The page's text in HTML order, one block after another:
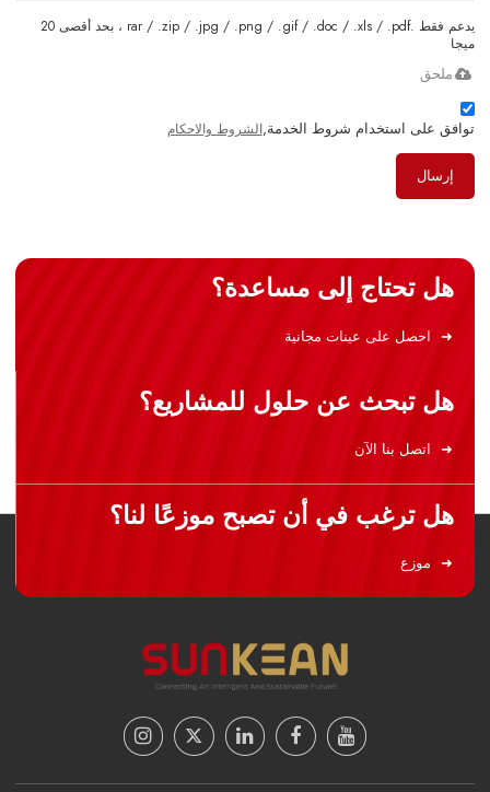
يدعم فقط .rar / .zip / .jpg / .png / .gif / .doc / .xls / .pdf ، بحد أقصى 20
ميجا
ملحق
توافق على استخدام شروط الخدمة,الشروط والاحكام
إرسال
هل تحتاج إلى مساعدة؟
احصل على عينات مجانية
هل تبحث عن حلول للمشاريع؟
اتصل بنا الآن
هل ترغب في أن تصبح موزعًا لنا؟
موزع